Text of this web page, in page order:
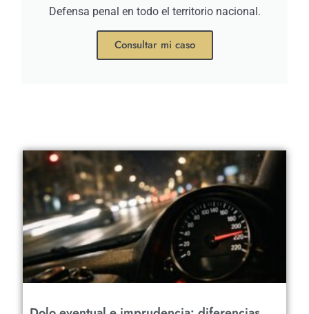
Defensa penal en todo el territorio nacional.
Consultar mi caso